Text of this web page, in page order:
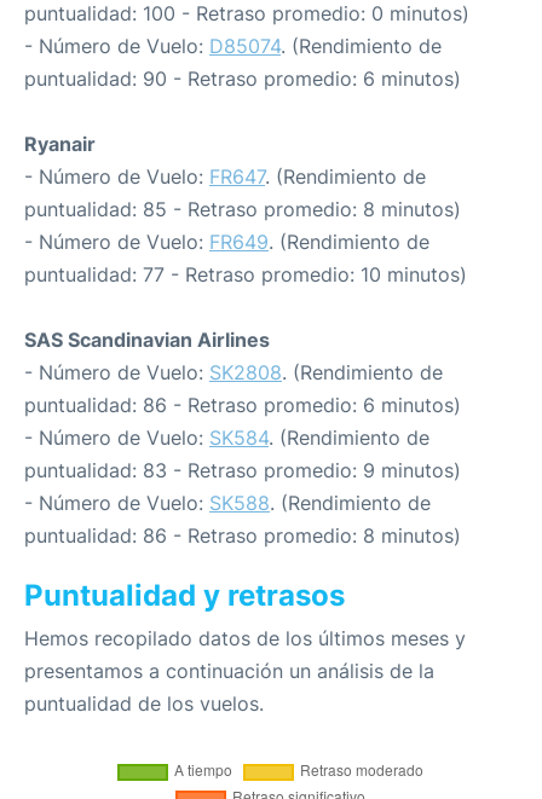
puntualidad: 100 - Retraso promedio: 0 minutos)
- Número de Vuelo: D85074. (Rendimiento de
puntualidad: 90 - Retraso promedio: 6 minutos)
Ryanair
- Número de Vuelo: FR647. (Rendimiento de
puntualidad: 85 - Retraso promedio: 8 minutos)
- Número de Vuelo: FR649. (Rendimiento de
puntualidad: 77 - Retraso promedio: 10 minutos)
SAS Scandinavian Airlines
- Número de Vuelo: SK2808. (Rendimiento de
puntualidad: 86 - Retraso promedio: 6 minutos)
- Número de Vuelo: SK584. (Rendimiento de
puntualidad: 83 - Retraso promedio: 9 minutos)
- Número de Vuelo: SK588. (Rendimiento de
puntualidad: 86 - Retraso promedio: 8 minutos)
Puntualidad y retrasos
Hemos recopilado datos de los últimos meses y
presentamos a continuación un análisis de la
puntualidad de los vuelos.